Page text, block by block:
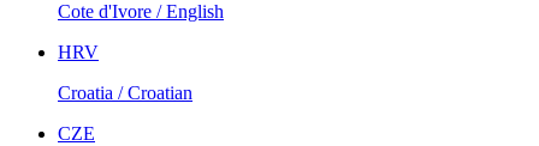
Cote d'Ivore / English
HRV
Croatia / Croatian
CZE